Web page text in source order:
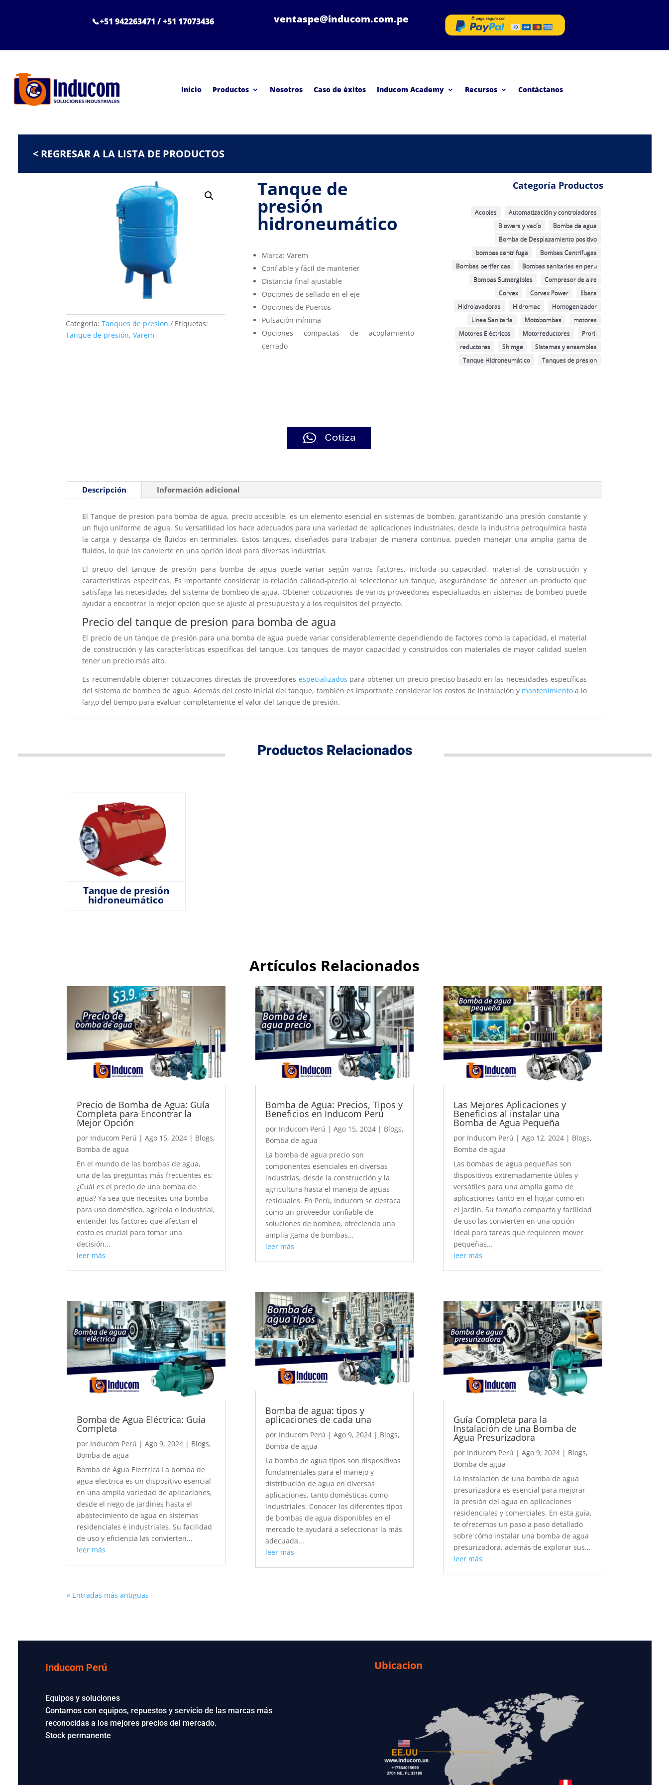
📞+51 942263471 / +51 17073436 ventaspe@inducom.com.pe
Inicio Productos Nosotros Caso de éxitos Inducom Academy Recursos Contáctanos
< REGRESAR A LA LISTA DE PRODUCTOS
Categoría: Tanques de presion
Etiquetas:
Tanque de presión, Varem
Tanque de
presión
hidroneumático
Marca: Varem
Confiable y fácil de mantener
Distancia final ajustable
Opciones de sellado en el eje
Opciones de Puertos
Pulsación mínima
Opciones compactas de acoplamiento
cerrado
Categoría Productos
Acoples
Automatización y controladores
Blowers y vacío
Bomba de agua
Bomba de Desplazamiento positivo
bombas centrifuga
Bombas Centrífugas
Bombas perífericas
Bombas sanitarias en peru
Bombas Sumergibles
Compresor de aire
Corvex
Corvex Power
Ebara
Hidrolavadoras
Hidromac
Homogenizador
Linea Sanitaria
Motobombas
motores
Motores Eléctricos
Motorreductores
Proril
reductores
Shimge
Sistemas y ensambles
Tanque Hidroneumático
Tanques de presion
Descripción Información adicional
El Tanque de presion para bomba de agua, precio accesible, es un elemento esencial en sistemas de bombeo, garantizando una presión constante y
un flujo uniforme de agua. Su versatilidad los hace adecuados para una variedad de aplicaciones industriales, desde la industria petroquímica hasta
la carga y descarga de fluidos en terminales. Estos tanques, diseñados para trabajar de manera continua, pueden manejar una amplia gama de
fluidos, lo que los convierte en una opción ideal para diversas industrias.
El precio del tanque de presión para bomba de agua puede variar según varios factores, incluida su capacidad, material de construcción y
características específicas. Es importante considerar la relación calidad-precio al seleccionar un tanque, asegurándose de obtener un producto que
satisfaga las necesidades del sistema de bombeo de agua. Obtener cotizaciones de varios proveedores especializados en sistemas de bombeo puede
ayudar a encontrar la mejor opción que se ajuste al presupuesto y a los requisitos del proyecto.
Precio del tanque de presion para bomba de agua
El precio de un tanque de presión para una bomba de agua puede variar considerablemente dependiendo de factores como la capacidad, el material
de construcción y las características específicas del tanque. Los tanques de mayor capacidad y construidos con materiales de mayor calidad suelen
tener un precio más alto.
Es recomendable obtener cotizaciones directas de proveedores especializados para obtener un precio preciso basado en las necesidades específicas
del sistema de bombeo de agua. Además del costo inicial del tanque, también es importante considerar los costos de instalación y mantenimientoa lo
largo del tiempo para evaluar completamente el valor del tanque de presión.
Productos Relacionados
Tanque de presión
hidroneumático
Artículos Relacionados
Precio de Bomba de Agua: Guía
Completa para Encontrar la
Mejor Opción
por Inducom Perú |Ago 15, 2024 | Blogs,
Bomba de agua
En el mundo de las bombas de agua,
una de las preguntas más frecuentes es:
¿Cuál es el precio de una bomba de
agua? Ya sea que necesites una bomba
para uso doméstico, agrícola o industrial,
entender los factores que afectan el
costo es crucial para tomar una
decisión...
leer más
Bomba de Agua Eléctrica: Guía
Completa
por Inducom Perú |Ago 9, 2024 | Blogs,
Bomba de agua
Bomba de Agua Electrica La bomba de
agua electrica es un dispositivo esencial
en una amplia variedad de aplicaciones,
desde el riego de jardines hasta el
abastecimiento de agua en sistemas
residenciales e industriales. Su facilidad
de uso y eficiencia las convierten...
leer más
Bomba de Agua: Precios, Tipos y
Beneficios en Inducom Perú
por Inducom Perú | Ago 15, 2024| Blogs,
Bomba de agua
La bomba de agua precio son
componentes esenciales en diversas
industrias, desde la construcción y la
agricultura hasta el manejo de aguas
residuales. En Perú, Inducom se destaca
como un proveedor confiable de
soluciones de bombeo, ofreciendo una
amplia gama de bombas...
leer más
Bomba de agua: tipos y
aplicaciones de cada una
por Inducom Perú | Ago 9, 2024| Blogs,
Bomba de agua
La bomba de agua tipos son dispositivos
fundamentales para el manejo y
distribución de agua en diversas
aplicaciones, tanto domésticas como
industriales. Conocer los diferentes tipos
de bombas de agua disponibles en el
mercado te ayudará a seleccionar la más
adecuada...
leer más
Las Mejores Aplicaciones y
Beneficios al instalar una
Bomba de Agua Pequeña
por Inducom Perú | Ago 12, 2024| Blogs,
Bomba de agua
Las bombas de agua pequeñas son
dispositivos extremadamente útiles y
versátiles para una amplia gama de
aplicaciones tanto en el hogar como en
el jardín. Su tamaño compacto y facilidad
de uso las convierten en una opción
ideal para tareas que requieren mover
pequeñas...
leer más
Guía Completa para la
Instalación de una Bomba de
Agua Presurizadora
por Inducom Perú | Ago 9, 2024| Blogs,
Bomba de agua
La instalación de una bomba de agua
presurizadora es esencial para mejorar
la presión del agua en aplicaciones
residenciales y comerciales. En esta guía,
te ofrecemos un paso a paso detallado
sobre cómo instalar una bomba de agua
presurizadora, además de explorar sus...
leer más
« Entradas más antiguas
Inducom Perú
Equipos y soluciones
Contamos con equipos, repuestos y servicio de las marcas más
reconocidas a los mejores precios del mercado.
Stock permanente
Ubicacion